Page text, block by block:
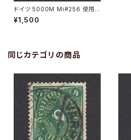
ドイツ 5000M Mi#256 使用
済み切手｜BÖBLINGEN 7.SE
P.1923
¥1,500
同じカテゴリの商品